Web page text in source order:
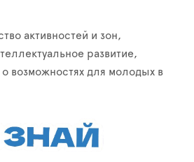
активностей и зон,
развитие,
возможностях для молодых в